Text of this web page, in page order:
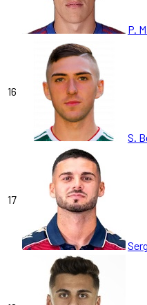
P.
16
S.
17